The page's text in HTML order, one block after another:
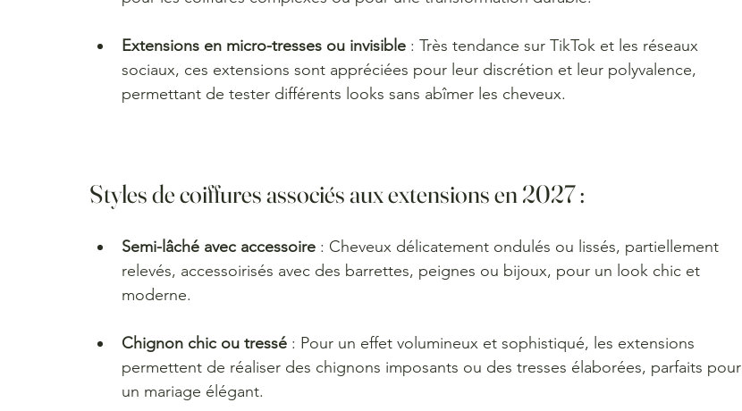
Extensions en micro-tresses ou invisible : Très tendance sur TikTok et les réseaux
sociaux, ces extensions sont appréciées pour leur discrétion et leur polyvalence,
permettant de tester différents looks sans abîmer les cheveux.
Styles de coiffures associés aux extensions en 2027 :
Semi-lâché avec accessoire : Cheveux délicatement ondulés ou lissés, partiellement
relevés, accessoirisés avec des barrettes, peignes ou bijoux, pour un look chic et
moderne.
Chignon chic ou tressé : Pour un effet volumineux et sophistiqué, les extensions
permettent de réaliser des chignons imposants ou des tresses élaborées, parfaits pour
un mariage élégant.